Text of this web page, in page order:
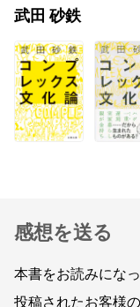
武田 砂鉄
感想を送る
本書をお読みにな
投稿されたお客様